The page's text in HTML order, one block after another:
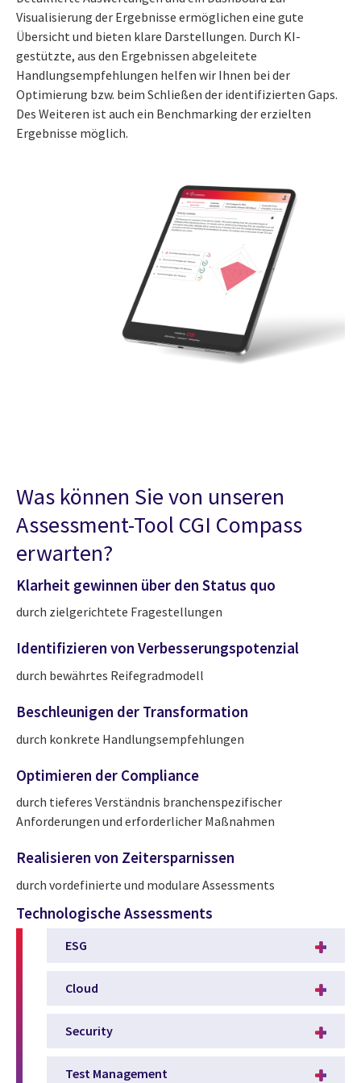
Visualisierung der Ergebnisse ermöglichen eine gute
Übersicht und bieten klare Darstellungen. Durch KI-
gestützte, aus den Ergebnissen abgeleitete
Handlungsempfehlungen helfen wir Ihnen bei der
Optimierung bzw. beim Schließen der identifizierten Gaps.
Des Weiteren ist auch ein Benchmarking der erzielten
Ergebnisse möglich.
Was können Sie von unseren
Assessment-Tool CGI Compass
erwarten?
Klarheit gewinnen über den Status quo
durch zielgerichtete Fragestellungen
Identifizieren von Verbesserungspotenzial
durch bewährtes Reifegradmodell
Beschleunigen der Transformation
durch konkrete Handlungsempfehlungen
Optimieren der Compliance
durch tieferes Verständnis branchenspezifischer
Anforderungen und erforderlicher Maßnahmen
Realisieren von Zeitersparnissen
durch vordefinierte und modulare Assessments
Technologische Assessments
ESG
Cloud
Security
Test Management